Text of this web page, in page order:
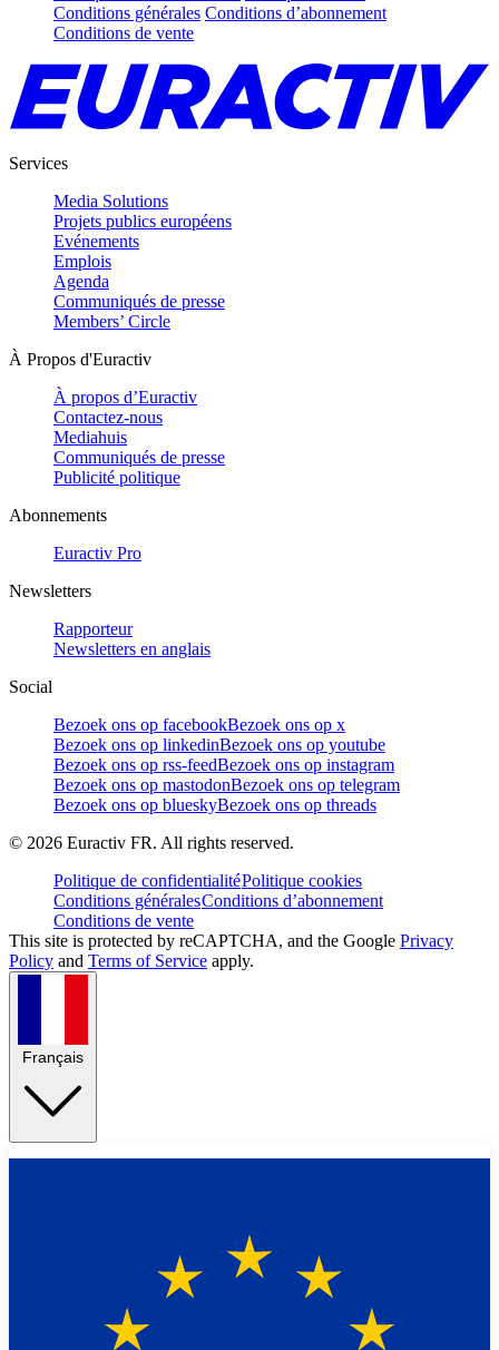
Conditions générales Conditions d’abonnement
Conditions de vente
Services
Media Solutions
Projets publics européens
Evénements
Emplois
Agenda
Communiqués de presse
Members’ Circle
À Propos d'Euractiv
À propos d’Euractiv
Contactez-nous
Mediahuis
Communiqués de presse
Publicité politique
Abonnements
Euractiv Pro
Newsletters
Rapporteur
Newsletters en anglais
Social
Bezoek ons op facebookBezoek ons op x
Bezoek ons op linkedinBezoek ons op youtube
Bezoek ons op rss-feedBezoek ons op instagram
Bezoek ons op mastodonBezoek ons op telegram
Bezoek ons op blueskyBezoek ons op threads
© 2026 Euractiv FR. All rights reserved.
Politique de confidentialitéPolitique cookies
Conditions généralesConditions d’abonnement
Conditions de vente
This site is protected by reCAPTCHA, and the Google Privacy
Policy and Terms of Service apply.
Français